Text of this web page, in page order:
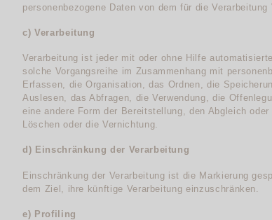
personenbezogene Daten von dem für die
c) Verarbeitung
Verarbeitung ist jeder mit oder ohne Hilfe
solche Vorgangsreihe im Zusammenhang mit
Erfassen, die Organisation, das Ordnen, die
Auslesen, das Abfragen, die Verwendung, die
eine andere Form der Bereitstellung, den Abgleich
Löschen oder die Vernichtung.
d) Einschränkung der Verarbeitung
Einschränkung der Verarbeitung ist die Markierung
dem Ziel, ihre künftige Verarbeitung einzuschränken.
e) Profiling